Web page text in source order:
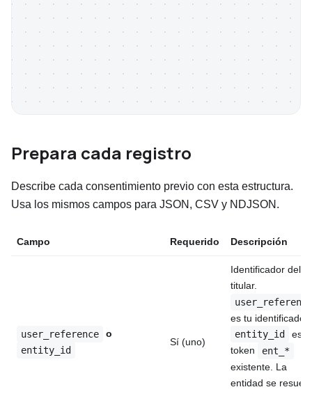
Prepara cada registro
Describe cada consentimiento previo con esta estructura.
Usa los mismos campos para JSON, CSV y NDJSON.
Campo Requerido Descripción
user_reference
o
entity_id
Sí (uno)
Identificador del
titular.
user_reference
es tu identificador;
entity_id
es
token
ent_*
existente. La
entidad se